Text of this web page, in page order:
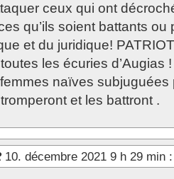
ceux qui ont
qu’ils soient battants
et du juridique!
les écuries d’Augias
naïves subjuguées
et les battront .
10. décembre 2021 9 h 29 min :